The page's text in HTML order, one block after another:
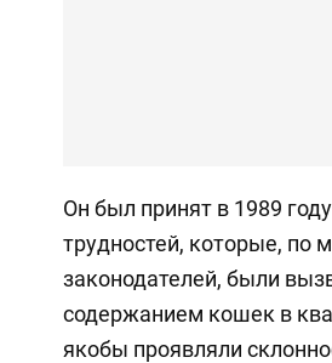
Он был принят в 1989
трудностей, которые, по
законодателей, были
содержанием кошек в
якобы проявляли